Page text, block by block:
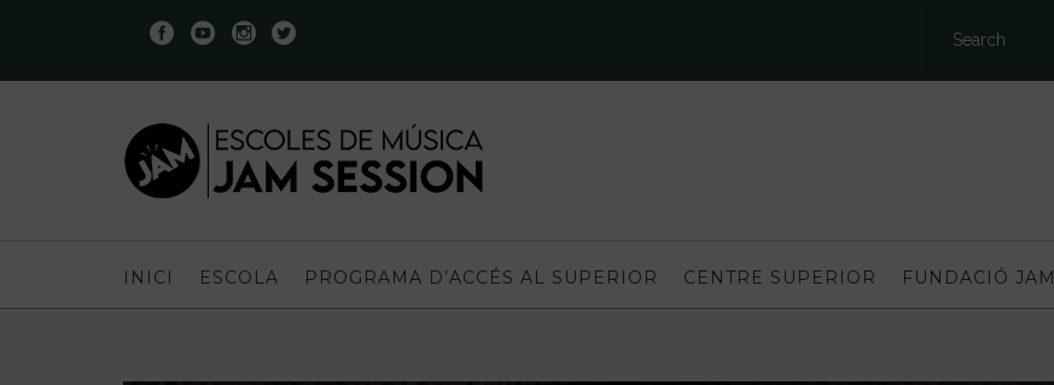
INICI ESCOLA PROGRAMA D’ACCÉS AL SUPERIOR CENTRE SUPERIOR FUNDACIÓ JAM